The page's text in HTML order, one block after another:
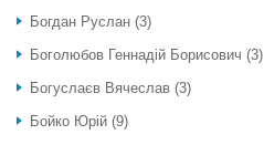
Богдан Руслан (3)
Боголюбов Геннадій Борисович (3)
Богуслаєв Вячеслав (3)
Бойко Юрій (9)